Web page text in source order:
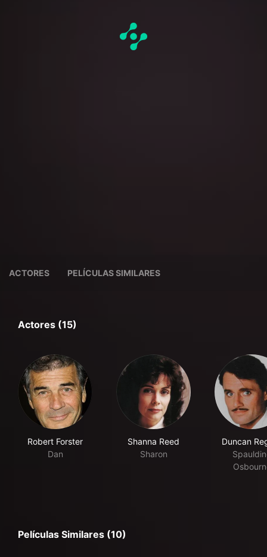
ACTORES PELÍCULAS SIMILARES
Actores (15)
Robert Forster
Dan
Shanna Reed
Sharon
Duncan
Películas Similares (10)